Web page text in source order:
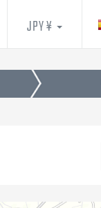
JPY ¥